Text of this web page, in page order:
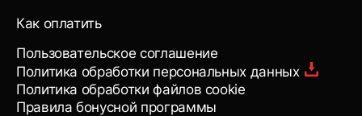
Как оплатить
Пользовательское соглашение
Политика обработки персональных данных
Политика обработки файлов cookie
Правила бонусной программы